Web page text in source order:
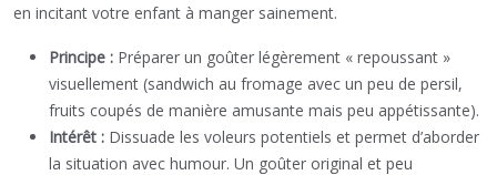
en incitant votre enfant à manger sainement.
Principe : Préparer un goûter légèrement « repoussant »
visuellement (sandwich au fromage avec un peu de persil,
fruits coupés de manière amusante mais peu appétissante).
Intérêt : Dissuade les voleurs potentiels et permet d’aborder
la situation avec humour. Un goûter original et peu